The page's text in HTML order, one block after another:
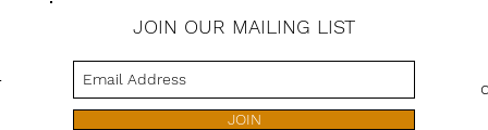
JOIN OUR MAILING LIST
JOIN